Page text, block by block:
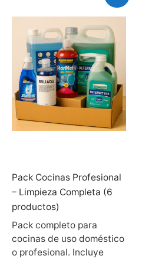
Pack Cocinas Profesional
– Limpieza Completa (6
productos)
Pack completo para
cocinas de uso doméstico
o profesional. Incluye